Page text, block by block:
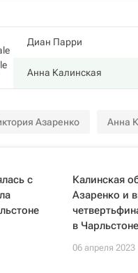
Диан Парри
Анна Калинская
Азаренко Анна
с
Калинская
Азаренко и
в Чарльстоне
06 апреля 2023